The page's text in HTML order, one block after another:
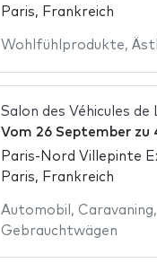
Paris, Frankreich
Wohlfühlprodukte,
Salon des Véhicules de
Vom 26 Septemberzu
Paris-Nord Villepinte
Paris, Frankreich
Automobil , Caravaning,
Gebrauchtwägen